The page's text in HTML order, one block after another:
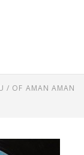
/ OF AMAN AMAN